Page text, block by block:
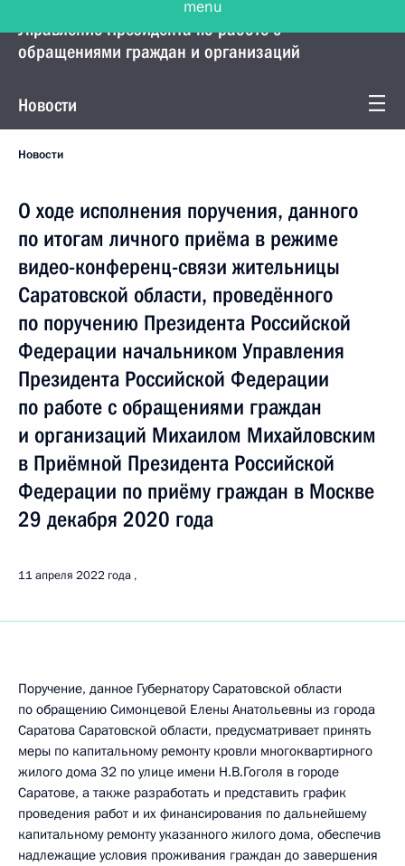
Управление Президента по работе с
обращениями граждан и организаций
Новости
Новости
О ходе исполнения поручения, данного
по итогам личного приёма в режиме
видео-конференц-связи жительницы
Саратовской области, проведённого
по поручению Президента Российской
Федерации начальником Управления
Президента Российской Федерации
по работе с обращениями граждан
и организаций Михаилом Михайловским
в Приёмной Президента Российской
Федерации по приёму граждан в Москве
29 декабря 2020 года
11 апреля 2022 года
Поручение, данное Губернатору Саратовской области
по обращению Симонцевой Елены Анатольевны из города
Саратова Саратовской области, предусматривает принять
меры по капитальному ремонту кровли многоквартирного
жилого дома 32 по улице имени Н.В.Гоголя в городе
Саратове, а также разработать и представить график
проведения работ и их финансирования по дальнейшему
капитальному ремонту указанного жилого дома, обеспечив
надлежащие условия проживания граждан до завершения